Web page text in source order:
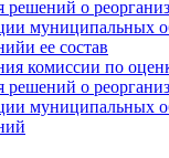
решений о
муниципальных
ее состав
комиссии по
решений о
муниципальных